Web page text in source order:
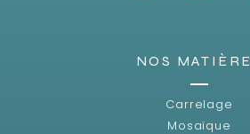
NOS
Carrelage
Mosaïque